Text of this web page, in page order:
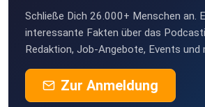
Schließe Dich 26.000+ Menschen an.
interessante Fakten über das
Redaktion, Job-Angebote, Events und
Zur Anmeldung